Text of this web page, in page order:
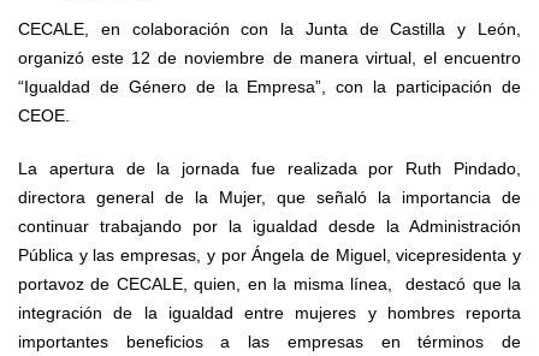
CECALE, en colaboración con la Junta de Castilla y León,
organizó este 12 de noviembre de manera virtual, el encuentro
“Igualdad de Género de la Empresa”, con la participación de
CEOE.
La apertura de la jornada fue realizada por Ruth Pindado,
directora general de la Mujer, que señaló la importancia de
continuar trabajando por la igualdad desde la Administración
Pública y las empresas, y por Ángela de Miguel, vicepresidenta y
portavoz de CECALE, quien, en la misma línea, destacó que la
integración de la igualdad entre mujeres y hombres reporta
importantes beneficios a las empresas en términos de